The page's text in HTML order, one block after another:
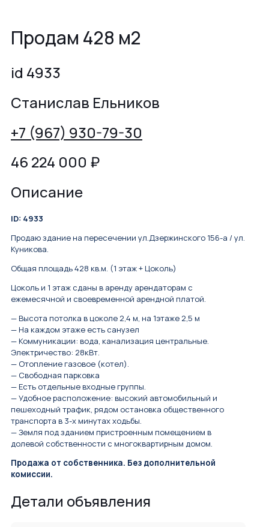
Продам 428 м2
id 4933
Станислав Ельников
+7 (967) 930-79-30
46 224 000 ₽
Описание
ID: 4933
Продаю здание на пересечении ул.Дзержинского 156-а / ул.
Куникова.
Общая площадь 428 кв.м. (1 этаж + Цоколь)
Цоколь и 1 этаж сданы в аренду арендаторам с
ежемесячной и своевременной арендной платой.
— Высота потолка в цоколе 2,4 м, на 1этаже 2,5 м
— На каждом этаже есть санузел
— Коммуникации: вода, канализация центральные.
Электричество: 28кВт.
— Отопление газовое (котел).
— Свободная парковка
— Есть отдельные входные группы.
— Удобное расположение: высокий автомобильный и
пешеходный трафик, рядом остановка общественного
транспорта в 3-х минутах ходьбы.
— Земля под зданием пристроенным помещением в
долевой собственности с многоквартирным домом.
Продажа от собственника. Без дополнительной
комиссии.
Детали объявления